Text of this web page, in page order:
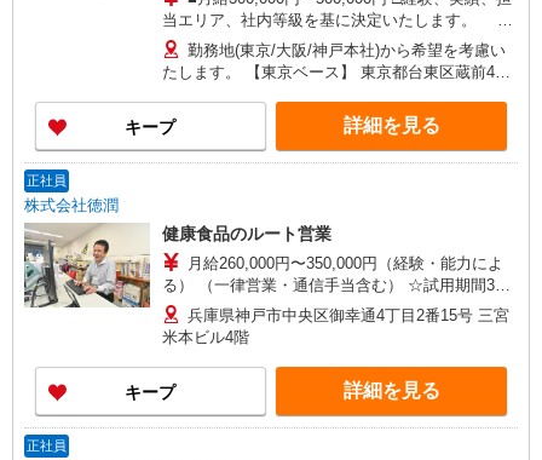
当エリア、社内等級を基に決定いたします。 頑
張りに応じて昇給の可能性あり □別途交通費全額
支給 □正社員登用制度あり □決算賞与(正社員のみ
対象)年1回支給あり
勤務地(東京/大阪/神戸本社)から希望を考慮い
たします。 【東京ベース】 東京都台東区蔵前4丁
府大阪市北区梅田1丁目12番17号 梅田スクエアビ
ルディングB1階 【神戸本社】 兵庫県神戸市中央
区御幸通2丁目1番6号 ジェイルミナ三宮ビル ・転
キープ 詳細を見る
正社員
株式会社徳潤
健康食品のルート営業
月給260,000円〜350,000円（経験・能力によ
る） （一律営業・通信手当含む） ☆試用期間3ヶ
月（同条件） 【年収例】 入社2年目（月給26万円
＋手当＋賞与） ⇒年収380万円 入社5年目（月給
30万円＋手当＋賞与） ⇒年収430万円 入社15年
（課長）（月給40万円＋手当＋賞与） ⇒年収600
万円
兵庫県神戸市中央区御幸通4丁目2番15号 三宮
米本ビル4階
キープ 詳細を見る
正社員